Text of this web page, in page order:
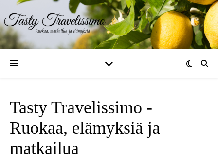
Tasty Travelissimo -
Ruokaa, elämyksiä ja
matkailua